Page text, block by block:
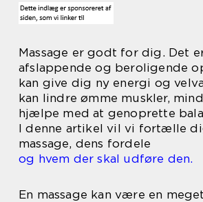
Massage er godt for dig. Det
afslappende og beroligende
kan give dig ny energi og
kan lindre ømme muskler,
hjælpe med at genoprette
I denne artikel vil vi fortælle
massage, dens fordele
og hvem der skal udføre den.
En massage kan være en